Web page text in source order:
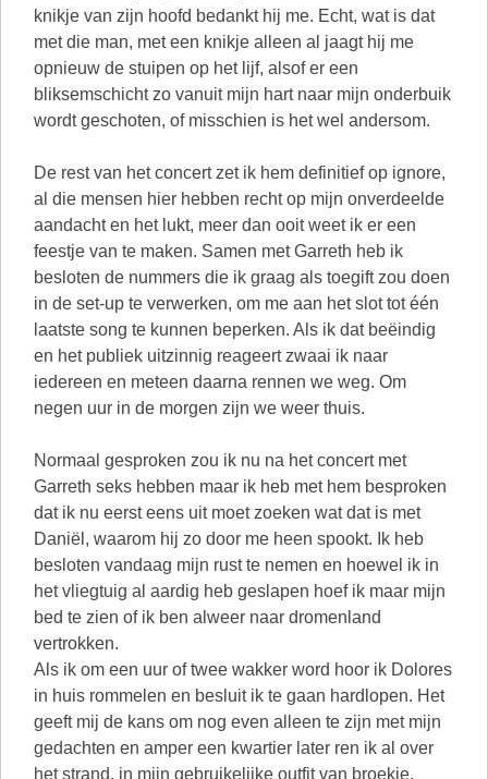
knikje van zijn hoofd bedankt hij me. Echt, wat is dat
met die man, met een knikje alleen al jaagt hij me
opnieuw de stuipen op het lijf, alsof er een
bliksemschicht zo vanuit mijn hart naar mijn onderbuik
wordt geschoten, of misschien is het wel andersom.
De rest van het concert zet ik hem definitief op ignore,
al die mensen hier hebben recht op mijn onverdeelde
aandacht en het lukt, meer dan ooit weet ik er een
feestje van te maken. Samen met Garreth heb ik
besloten de nummers die ik graag als toegift zou doen
in de set-up te verwerken, om me aan het slot tot één
laatste song te kunnen beperken. Als ik dat beëindig
en het publiek uitzinnig reageert zwaai ik naar
iedereen en meteen daarna rennen we weg. Om
negen uur in de morgen zijn we weer thuis.
Normaal gesproken zou ik nu na het concert met
Garreth seks hebben maar ik heb met hem besproken
dat ik nu eerst eens uit moet zoeken wat dat is met
Daniël, waarom hij zo door me heen spookt. Ik heb
besloten vandaag mijn rust te nemen en hoewel ik in
het vliegtuig al aardig heb geslapen hoef ik maar mijn
bed te zien of ik ben alweer naar dromenland
vertrokken.
Als ik om een uur of twee wakker word hoor ik Dolores
in huis rommelen en besluit ik te gaan hardlopen. Het
geeft mij de kans om nog even alleen te zijn met mijn
gedachten en amper een kwartier later ren ik al over
het strand, in mijn gebruikelijke outfit van broekje,